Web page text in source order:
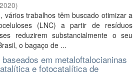
2020)
vários trabalhos têm buscado otimizar a
(LNC) a partir de resíduos
reduzirem substancialmente o seu
o bagaço de ...
em metaloftalocianinas
e fotocatalítica de